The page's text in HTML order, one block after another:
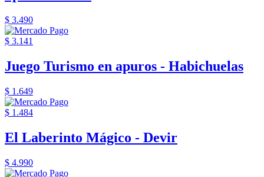
$ 3.490
$ 3.141
Juego Turismo en apuros - Habichuelas
$ 1.649
$ 1.484
El Laberinto Mágico - Devir
$ 4.990